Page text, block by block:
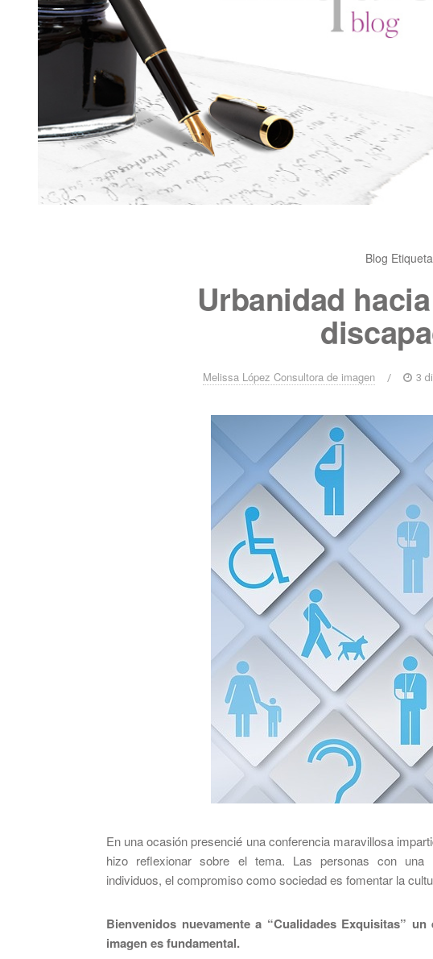
Blog
Urbanidad
Melissa López Consultora de imagen / 3
En una ocasión presencié una conferencia maravillosa
hizo reflexionar sobre el tema. Las personas con una
individuos, el compromiso como sociedad es fomentar la
Bienvenidos nuevamente a “Cualidades Exquisitas”
imagen es fundamental.